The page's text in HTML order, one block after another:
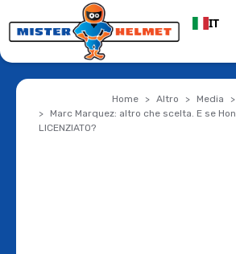
IT
Home Altro Media
Marc Marquez: altro che scelta. E se
LICENZIATO?